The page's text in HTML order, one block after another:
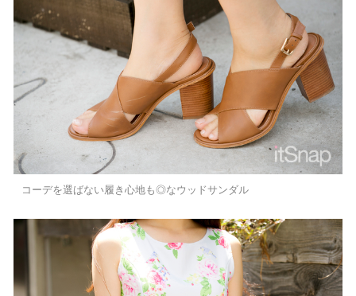
コーデを選ばない履き心地も◎なウッドサンダル